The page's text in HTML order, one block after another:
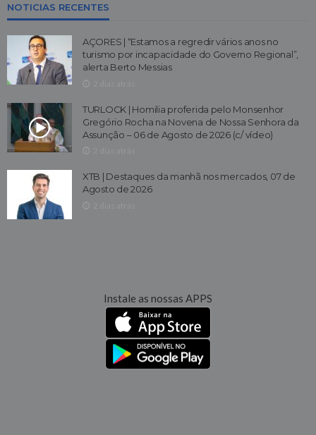
NOTICIAS RECENTES
AÇORES | “Estamos a regredir vários anos no
turismo por incapacidade do Governo Regional”,
alerta Berto Messias
TURLOCK | Homilia proferida pelo Monsenhor
Gregório Rocha na Novena de Nossa Senhora da
Assunção – 06 de Agosto de 2026 (c/ vídeo)
XTB | Destaques da manhã nos mercados, 07 de
Agosto de 2026
Instale as nossas APPS